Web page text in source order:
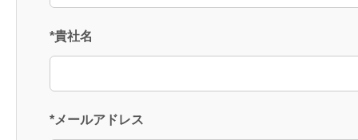
*貴社名
*メールアドレス